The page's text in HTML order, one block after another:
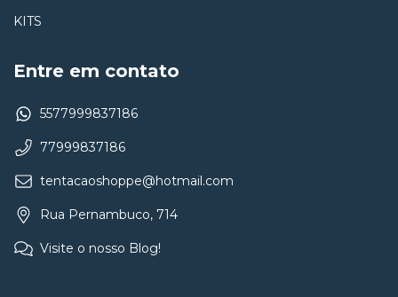
KITS
Entre em contato
5577999837186
77999837186
tentacaoshoppe@hotmail.com
Rua Pernambuco, 714
Visite o nosso Blog!